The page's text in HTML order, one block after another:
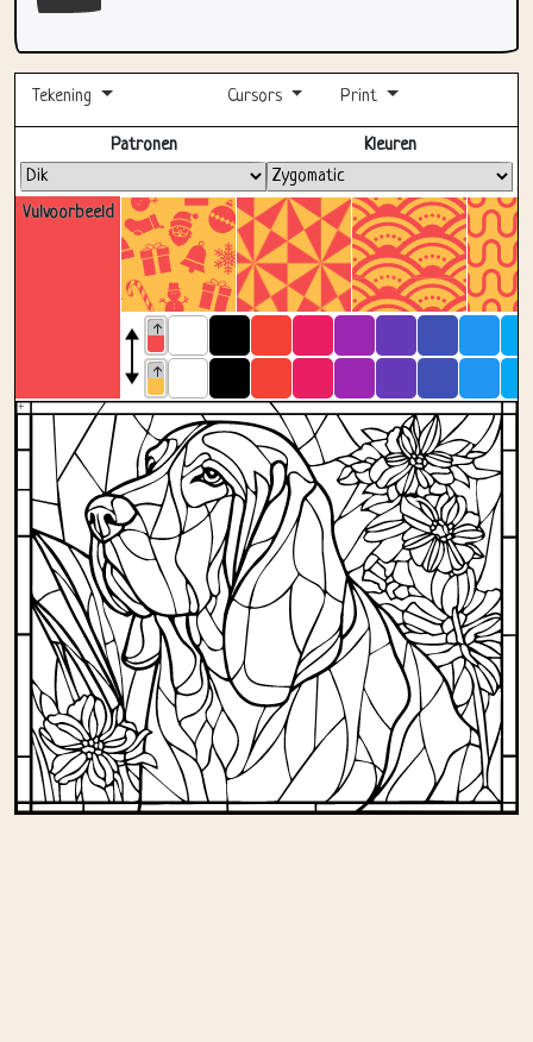
Tekening Cursors Print
Volledig scherm
Vulvoorbeeld
Patronen Kleuren